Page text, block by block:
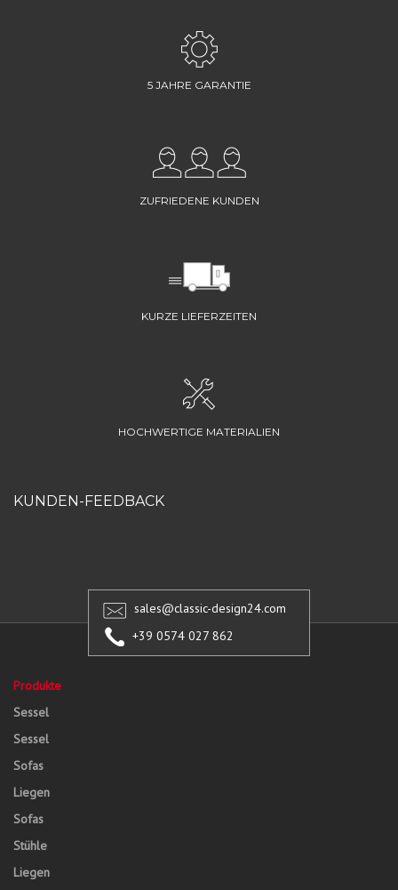
5 JAHRE GARANTIE
ZUFRIEDENE KUNDEN
KURZE LIEFERZEITEN
HOCHWERTIGE MATERIALIEN
KUNDEN-FEEDBACK
sales@classic-design24.com
+39 0574 027 862
Produkte
Sessel
Sessel
Sofas
Liegen
Sofas
Stühle
Liegen